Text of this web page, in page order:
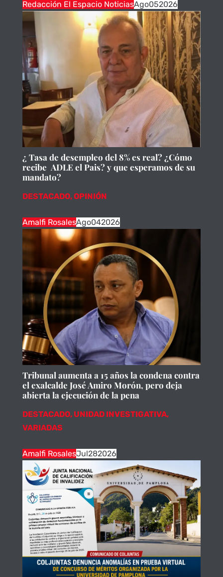
Redacción El Espacio NoticiasAgo052026
¿ Tasa de desempleo del 8% es real? ¿Cómo
recibe ADLE el Pais? y que esperamos de su
mandato?
DESTACADO,OPINIÓN
Amalfi RosalesAgo042026
Tribunal aumenta a 15 años la condena contra
el exalcalde José Amiro Morón, pero deja
abierta la ejecución de la pena
DESTACADO, UNIDAD INVESTIGATIVA,
VARIADAS
Amalfi RosalesJul282026